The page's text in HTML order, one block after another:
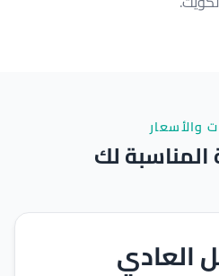
والأسعار
المناسبة لك
العادي